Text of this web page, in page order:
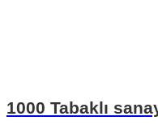
1000 Tabaklı